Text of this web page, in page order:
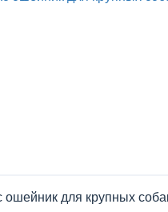
ошейник для крупных